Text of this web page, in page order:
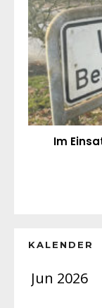
Im
KALENDER